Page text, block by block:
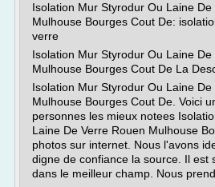
Isolation Mur Styrodur Ou Laine De
Mulhouse Bourges Cout De:
verre
Isolation Mur Styrodur Ou Laine De
Mulhouse Bourges Cout De La
Isolation Mur Styrodur Ou Laine De
Mulhouse Bourges Cout De. Voici
personnes les mieux notees
Laine De Verre Rouen Mulhouse
photos sur internet. Nous l'avons
digne de confiance la source. Il est
dans le meilleur champ. Nous